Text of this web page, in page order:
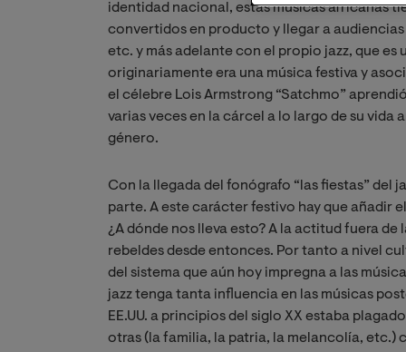
identidad nacional, estas músicas africanas
convertidos en producto y llegar a
etc. y más adelante con el propio jazz, que
originariamente era una música festiva y
el célebre Lois Armstrong “Satchmo”
varias veces en la cárcel a lo largo de su vida
género.
Con la llegada del fonógrafo “las fiestas” del
parte. A este carácter festivo hay que añadir
¿A dónde nos lleva esto? A la actitud fuera
rebeldes desde entonces. Por tanto a nivel
del sistema que aún hoy impregna a las
jazz tenga tanta influencia en las músicas
EE.UU. a principios del siglo XX estaba
otras (la familia, la patria, la melancolía, etc.)